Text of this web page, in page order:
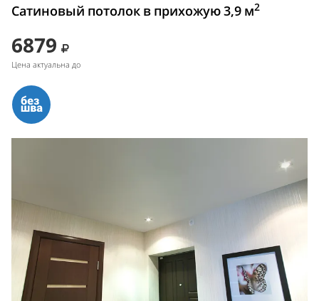
Сатиновый потолок в прихожую 3,9 м2
6879
Цена актуальна до